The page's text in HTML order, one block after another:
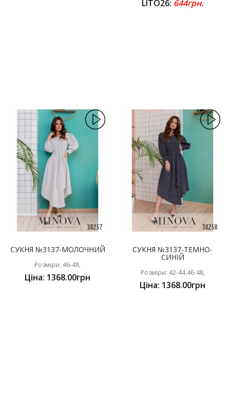
LITO26: 644грн.
СУКНЯ №3137-МОЛОЧНИЙ
Розміри: 46-48,
Ціна: 1368.00грн
СУКНЯ №3137-ТЕМНО-
СИНІЙ
Розміри: 42-44,46-48,
Ціна: 1368.00грн